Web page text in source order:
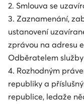
2. Smlouva se
3. Zaznamenání,
ustanovení
zprávou na adresu
Odběratelem
4. Rozhodným
republiky a
republice, ledaže